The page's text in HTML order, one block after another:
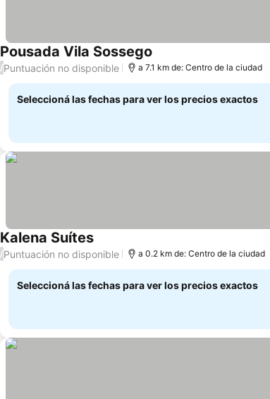
Pousada Vila Sossego
/Puntuación no disponible a 7.1 km de: Centro de la ciudad
Seleccioná las fechas para ver los precios exactos
Kalena Suítes
/Puntuación no disponible a 0.2 km de: Centro de la ciudad
Seleccioná las fechas para ver los precios exactos